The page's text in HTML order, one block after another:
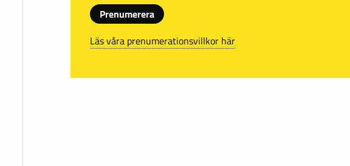
Prenumerera
Läs våra prenumerationsvillkor här